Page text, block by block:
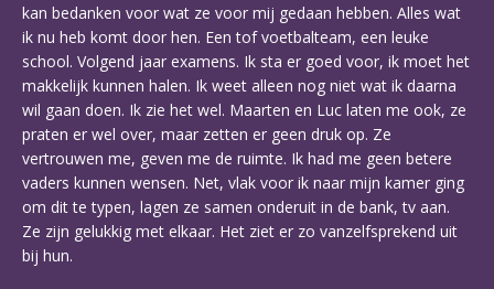
kan bedanken voor wat ze voor mij gedaan hebben. Alles wat
ik nu heb komt door hen. Een tof voetbalteam, een leuke
school. Volgend jaar examens. Ik sta er goed voor, ik moet het
makkelijk kunnen halen. Ik weet alleen nog niet wat ik daarna
wil gaan doen. Ik zie het wel. Maarten en Luc laten me ook, ze
praten er wel over, maar zetten er geen druk op. Ze
vertrouwen me, geven me de ruimte. Ik had me geen betere
vaders kunnen wensen. Net, vlak voor ik naar mijn kamer ging
om dit te typen, lagen ze samen onderuit in de bank, tv aan.
Ze zijn gelukkig met elkaar. Het ziet er zo vanzelfsprekend uit
bij hun.